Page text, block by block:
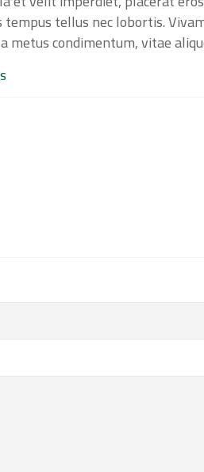
tempus tellus nec lobortis.
metus condimentum, vitae